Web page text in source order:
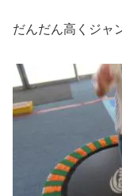
だんだん高くジャ